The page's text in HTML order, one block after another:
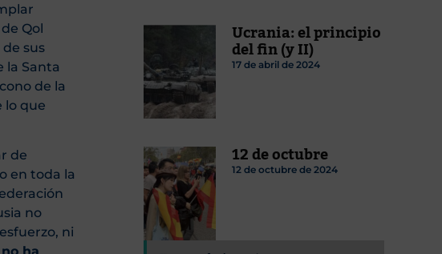
Qol
sus
la Santa
de la
lo que
de
en toda la
no
ni
Ucrania: el principio
del fin (y II)
17 de abril de 2024
12 de octubre
12 de octubre de 2024